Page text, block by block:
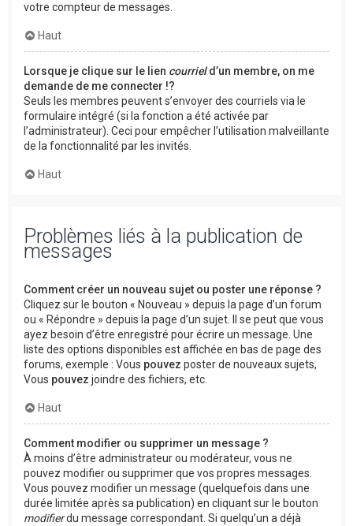
votre compteur de messages.
Haut
Lorsque je clique sur le lien courrield’un membre, on me
demande de me connecter !?
Seuls les membres peuvent s’envoyer des courriels via le
formulaire intégré (si la fonction a été activée par
l’administrateur). Ceci pour empêcher l’utilisation malveillante
de la fonctionnalité par les invités.
Haut
Problèmes liés à la publication de
messages
Comment créer un nouveau sujet ou poster une réponse ?
Cliquez sur le bouton « Nouveau » depuis la page d’un forum
ou « Répondre » depuis la page d’un sujet. Il se peut que vous
ayez besoin d’être enregistré pour écrire un message. Une
liste des options disponibles est affichée en bas de page des
forums, exemple : Vous pouvez poster de nouveaux sujets,
Vous pouvez joindre des fichiers, etc.
Haut
Comment modifier ou supprimer un message ?
À moins d’être administrateur ou modérateur, vous ne
pouvez modifier ou supprimer que vos propres messages.
Vous pouvez modifier un message (quelquefois dans une
durée limitée après sa publication) en cliquant sur le bouton
modifierdu message correspondant. Si quelqu’un a déjà